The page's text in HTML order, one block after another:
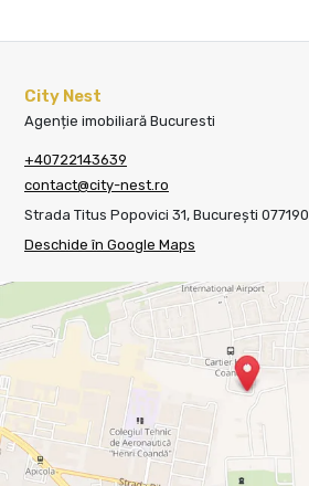
City Nest
Agenție imobiliară Bucuresti
+40722143639
contact@city-nest.ro
Strada Titus Popovici 31, București 077190
Deschide în Google Maps